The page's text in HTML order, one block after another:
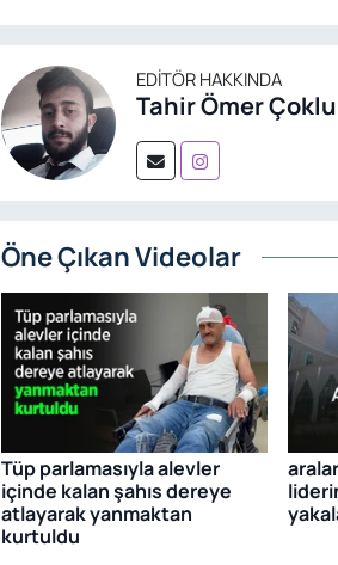
EDITÖR HAKKINDA
Tahir Ömer
Öne Çıkan Videolar
Tüp parlamasıyla alevler
içinde kalan şahıs dereye
atlayarak yanmaktan
kurtuldu